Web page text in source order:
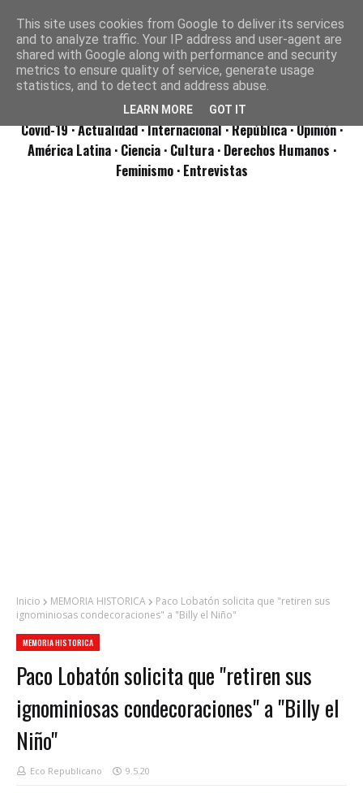
Covid-19· Actualidad· Internacional· República· Opinión·
América Latina · Ciencia · Cultura · Derechos Humanos ·
Feminismo · Entrevistas
Inicio MEMORIA HISTORICA
Paco Lobatón solicita que "retiren sus
ignominiosas condecoraciones" a "Billy el Niño"
MEMORIA HISTORICA
Paco Lobatón solicita que "retiren sus
ignominiosas condecoraciones" a "Billy el
Niño"
Eco Republicano 9.5.20
This site uses cookies from Google to deliver its services
and to analyze traffic. Your IP address and user-agent are
shared with Google along with performance and security
metrics to ensure quality of service, generate usage
statistics, and to detect and address abuse.
LEARN MORE GOT IT